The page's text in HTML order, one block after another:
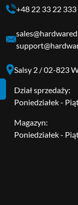
+48 22 33 22 333
Salsy 2 / 02-823
Dział sprzedaży:
Poniedziałek -
Magazyn:
Poniedziałek -